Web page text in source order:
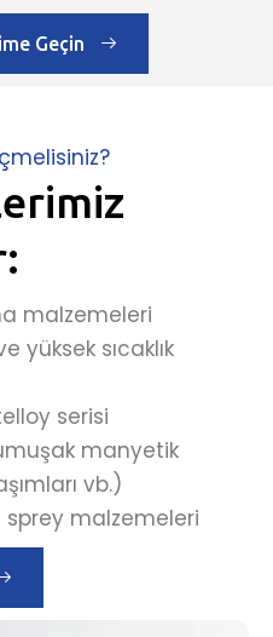
Geçin
malzemeleri
yüksek sıcaklık
serisi
manyetik
vb.)
malzemeleri